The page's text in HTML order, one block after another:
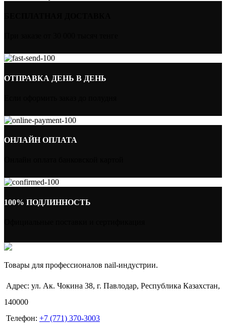
ОТПРАВКА ДЕНЬ В ДЕНЬ
ОНЛАЙН ОПЛАТА
100% ПОДЛИННОСТЬ
Товары для профессионалов nail-индустрии.
Адрес: ул. Ак. Чокина 38, г. Павлодар, Республика Казахстан,
140000
Телефон: +7 (771) 370-3003